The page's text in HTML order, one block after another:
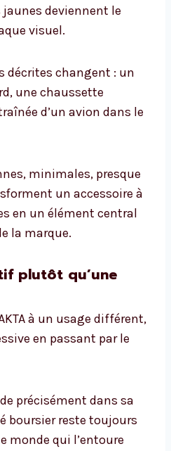
deviennent le
visuel.
décrites changent : un
une chaussette
d’un avion dans le
minimales, presque
un accessoire à
en un élément central
la marque.
plutôt qu’une
à un usage différent,
en passant par le
précisément dans sa
boursier reste toujours
monde qui l’entoure